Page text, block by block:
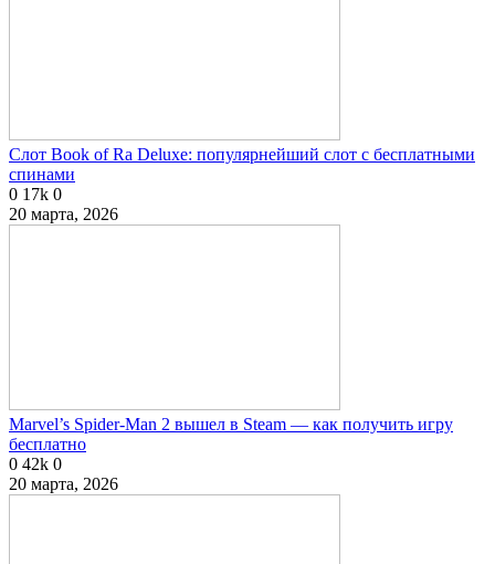
Слот Book of Ra Deluxe: популярнейший слот с бесплатными
спинами
0 17k 0
20 марта, 2026
Marvel’s Spider-Man 2 вышел в Steam — как получить игру
бесплатно
0 42k 0
20 марта, 2026